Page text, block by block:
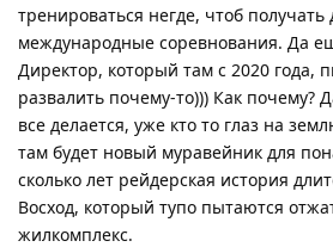
тренироваться негде, чтоб получать
международные соревнования. Да
Директор, который там с 2020 года,
развалить почему-то))) Как почему?
все делается, уже кто то глаз на
там будет новый муравейник для
сколько лет рейдерская история
Восход, который тупо пытаются
жилкомплекс.